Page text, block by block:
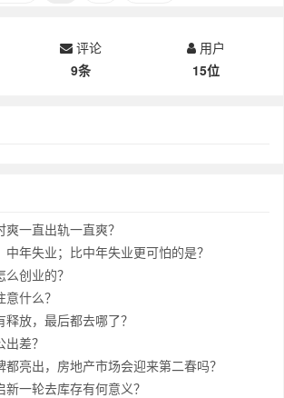
评论
9条
用户
15位
一直出轨一直爽？
年失业；比中年失业更可怕的是？
创业的？
什么？
放，最后都去哪了？
差？
亮出，房地产市场会迎来第二春吗？
一轮去库存有何意义？